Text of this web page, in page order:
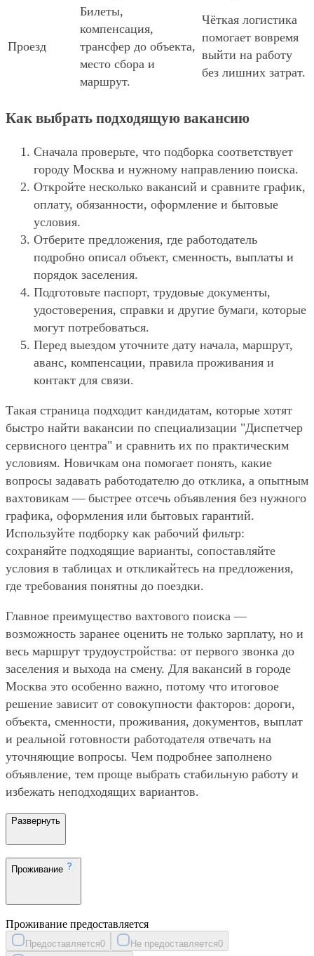
Проезд
Билеты,
компенсация,
трансфер до объекта,
место сбора и
маршрут.
Чёткая логистика
помогает вовремя
выйти на работу
без лишних затрат.
Как выбрать подходящую вакансию
Сначала проверьте, что подборка соответствует
городу Москва и нужному направлению поиска.
Откройте несколько вакансий и сравните график,
оплату, обязанности, оформление и бытовые
условия.
Отберите предложения, где работодатель
подробно описал объект, сменность, выплаты и
порядок заселения.
Подготовьте паспорт, трудовые документы,
удостоверения, справки и другие бумаги, которые
могут потребоваться.
Перед выездом уточните дату начала, маршрут,
аванс, компенсации, правила проживания и
контакт для связи.
Такая страница подходит кандидатам, которые хотят
быстро найти вакансии по специализации "Диспетчер
сервисного центра" и сравнить их по практическим
условиям. Новичкам она помогает понять, какие
вопросы задавать работодателю до отклика, а опытным
вахтовикам — быстрее отсечь объявления без нужного
графика, оформления или бытовых гарантий.
Используйте подборку как рабочий фильтр:
сохраняйте подходящие варианты, сопоставляйте
условия в таблицах и откликайтесь на предложения,
где требования понятны до поездки.
Главное преимущество вахтового поиска —
возможность заранее оценить не только зарплату, но и
весь маршрут трудоустройства: от первого звонка до
заселения и выхода на смену. Для вакансий в городе
Москва это особенно важно, потому что итоговое
решение зависит от совокупности факторов: дороги,
объекта, сменности, проживания, документов, выплат
и реальной готовности работодателя отвечать на
уточняющие вопросы. Чем подробнее заполнено
объявление, тем проще выбрать стабильную работу и
избежать неподходящих вариантов.
Развернуть
Проживание
Проживание предоставляется
Предоставляется0 Не предоставляется0